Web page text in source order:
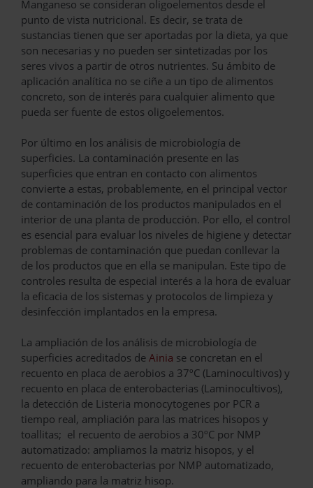
Manganeso se consideran oligoelementos desde el
punto de vista nutricional. Es decir, se trata de
sustancias tienen que ser aportadas por la dieta, ya que
son necesarias y no pueden ser sintetizadas por los
seres vivos a partir de otros nutrientes. Su ámbito de
aplicación analítica no se ciñe a un tipo de alimentos
concreto, son de interés para cualquier alimento que
pueda ser fuente de estos oligoelementos.
Por último en los análisis de microbiología de
superficies. La contaminación presente en las
superficies que entran en contacto con alimentos
convierte a estas, probablemente, en el principal vector
de contaminación de los productos manipulados en el
interior de una planta de producción. Por ello, el control
es esencial para evaluar los niveles de higiene y detectar
problemas de contaminación que puedan conllevar la
de los productos que en ella se manipulan. Este tipo de
controles resulta de especial interés a la hora de evaluar
la eficacia de los sistemas y protocolos de limpieza y
desinfección implantados en la empresa.
La ampliación de los análisis de microbiología de
superficies acreditados de Ainia se concretan en el
recuento en placa de aerobios a 37ºC (Laminocultivos) y
recuento en placa de enterobacterias (Laminocultivos),
la detección de Listeria monocytogenes por PCR a
tiempo real, ampliación para las matrices hisopos y
toallitas; el recuento de aerobios a 30ºC por NMP
automatizado: ampliamos la matriz hisopos, y el
recuento de enterobacterias por NMP automatizado,
ampliando para la matriz hisop.